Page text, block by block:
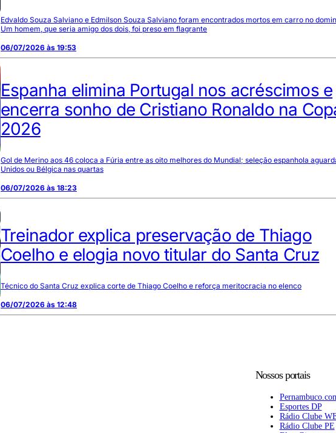
Edvaldo Souza Salviano e Edmilson Souza Salviano foram encontrados mortos em carro no
Um homem, que seria amigo dos dois, foi preso em flagrante
06/07/2026 às 19:53
Espanha elimina Portugal nos acréscimos e
encerra sonho de Cristiano Ronaldo na
2026
Gol de Merino aos 46 coloca a Fúria entre as oito melhores do Mundial; seleção espanhola
Unidos ou Bélgica nas quartas
06/07/2026 às 18:23
Treinador explica preservação de Thiago
Coelho e elogia novo titular do Santa Cruz
Técnico do Santa Cruz explica corte de Thiago Coelho e reforça meritocracia no elenco
06/07/2026 às 12:48
Nossos portais
Esportes DP
Rádio Clube
Rádio Clube PE